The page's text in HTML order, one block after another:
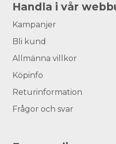
Handla i vår
Kampanjer
Bli kund
Allmänna villkor
Köpinfo
Returinformation
Frågor och svar